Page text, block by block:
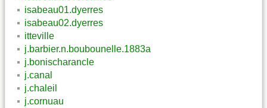
isabeau01.dyerres
isabeau02.dyerres
itteville
j.barbier.n.boubounelle.1883a
j.bonischarancle
j.canal
j.chaleil
j.cornuau